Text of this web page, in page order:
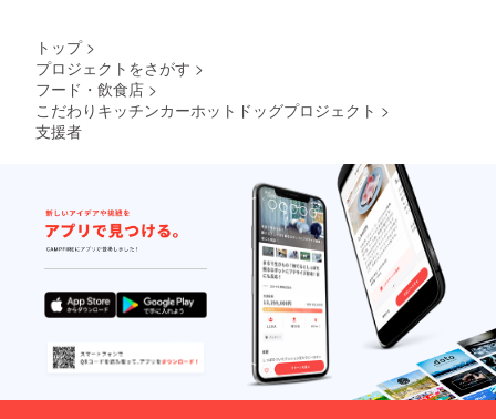
トップ >
プロジェクトをさがす >
フード・飲食店 >
こだわりキッチンカーホットドッグプロジェクト >
支援者